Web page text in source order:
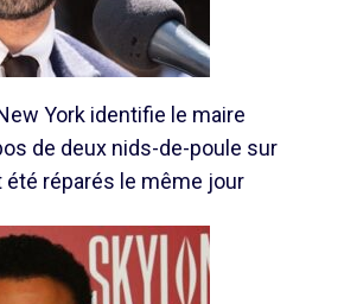
York identifie le maire
de deux nids-de-poule sur
été réparés le même jour